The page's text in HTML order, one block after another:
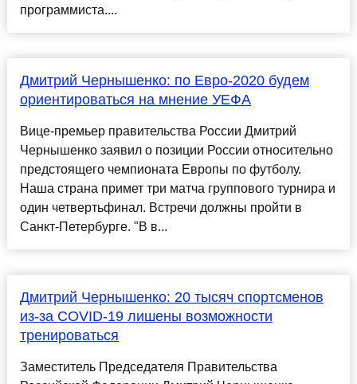
программиста....
Дмитрий Чернышенко: по Евро-2020 будем
ориентироваться на мнение УЕФА
Вице-премьер правительства России Дмитрий
Чернышенко заявил о позиции России относительно
предстоящего чемпионата Европы по футболу.
Наша страна примет три матча группового турнира и
один четвертьфинал. Встречи должны пройти в
Санкт-Петербурге. "В в...
Дмитрий Чернышенко: 20 тысяч спортсменов
из-за COVID-19 лишены возможности
тренироваться
Заместитель Председателя Правительства